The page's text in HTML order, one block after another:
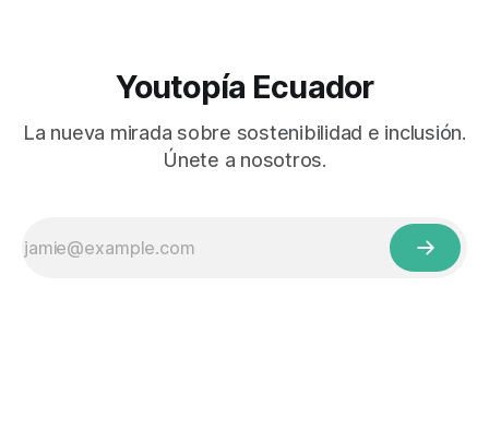
Youtopía Ecuador
La nueva mirada sobre sostenibilidad e inclusión.
Únete a nosotros.